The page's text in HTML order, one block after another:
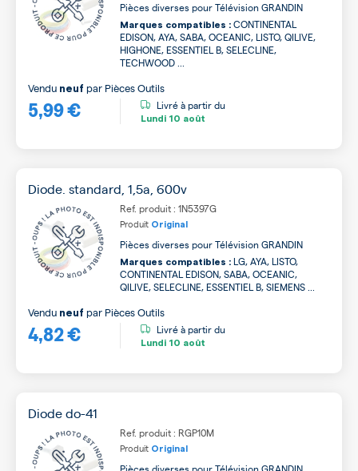
Pièces diverses pour Télévision GRANDIN
Marques compatibles : CONTINENTAL
EDISON, AYA, SABA, OCEANIC, LISTO, QILIVE,
HIGHONE, ESSENTIEL B, SELECLINE,
TECHWOOD ...
5,99 €
Vendu neuf par Pièces Outils
Livré à partir du
Lundi 10 août
Diode. standard, 1,5a, 600v
Ref. produit : 1N5397G
Produit Original
Pièces diverses pour Télévision GRANDIN
Marques compatibles : LG, AYA, LISTO,
CONTINENTAL EDISON, SABA, OCEANIC,
QILIVE, SELECLINE, ESSENTIEL B, SIEMENS ...
4,82 €
Vendu neuf par Pièces Outils
Livré à partir du
Lundi 10 août
Diode do-41
Ref. produit : RGP10M
Produit Original